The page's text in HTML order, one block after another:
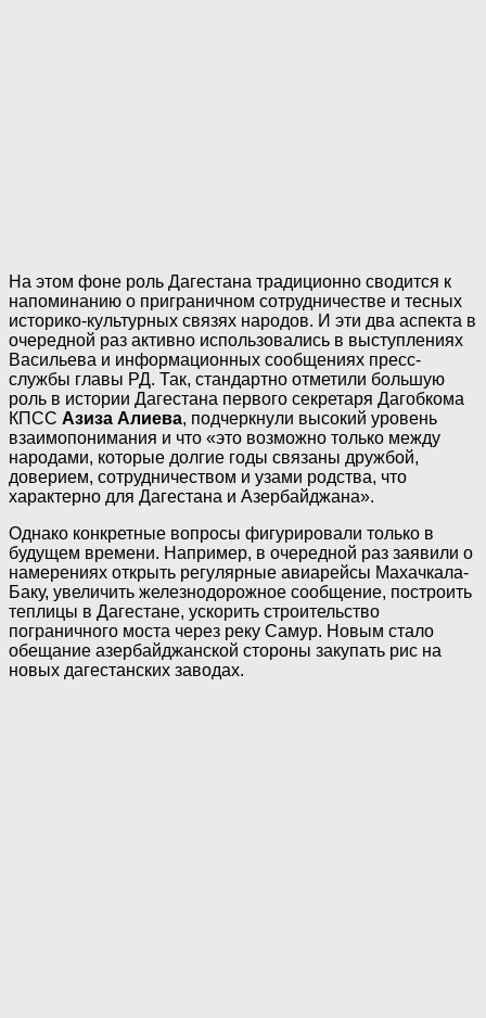
На этом фоне роль Дагестана традиционно сводится к
напоминанию о приграничном сотрудничестве и тесных
историко-культурных связях народов. И эти два аспекта в
очередной раз активно использовались в выступлениях
Васильева и информационных сообщениях пресс-
службы главы РД. Так, стандартно отметили большую
роль в истории Дагестана первого секретаря Дагобкома
КПСС Азиза Алиева, подчеркнули высокий уровень
взаимопонимания и что «это возможно только между
народами, которые долгие годы связаны дружбой,
доверием, сотрудничеством и узами родства, что
характерно для Дагестана и Азербайджана».
Однако конкретные вопросы фигурировали только в
будущем времени. Например, в очередной раз заявили о
намерениях открыть регулярные авиарейсы Махачкала-
Баку, увеличить железнодорожное сообщение, построить
теплицы в Дагестане, ускорить строительство
пограничного моста через реку Самур. Новым стало
обещание азербайджанской стороны закупать рис на
новых дагестанских заводах.